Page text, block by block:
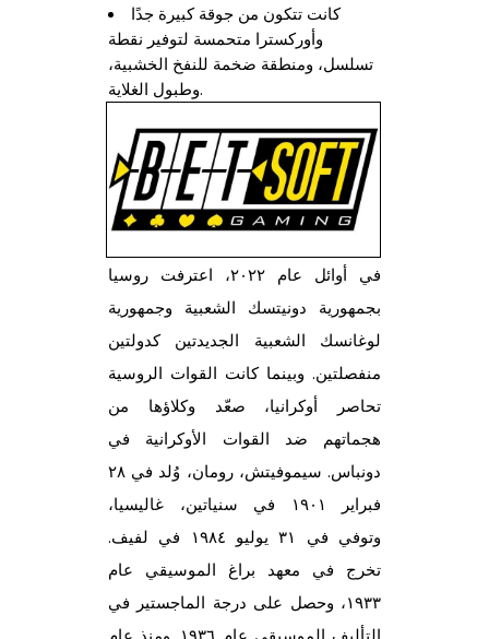
كانت تتكون من جوقة كبيرة جدًا
وأوركسترا متحمسة لتوفير نقطة
تسلسل، ومنطقة ضخمة للنفخ الخشبية،
وطبول الغلاية.
في أوائل عام ٢٠٢٢، اعترفت روسيا
بجمهورية دونيتسك الشعبية وجمهورية
لوغانسك الشعبية الجديدتين كدولتين
منفصلتين. وبينما كانت القوات الروسية
تحاصر أوكرانيا، صعّد وكلاؤها من
هجماتهم ضد القوات الأوكرانية في
دونباس. سيموفيتش، رومان، وُلد في ٢٨
فبراير ١٩٠١ في سنياتين، غاليسيا،
وتوفي في ٣١ يوليو ١٩٨٤ في لفيف.
تخرج في معهد براغ الموسيقي عام
١٩٣٣، وحصل على درجة الماجستير في